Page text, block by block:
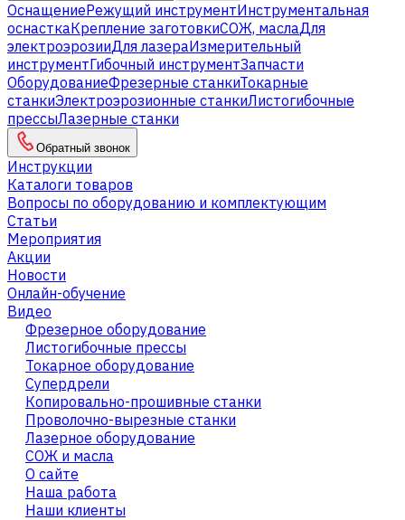
ОснащениеРежущий инструментИнструментальная
оснасткаКрепление заготовкиСОЖ, маслаДля
электроэрозииДля лазераИзмерительный
инструментГибочный инструментЗапчасти
ОборудованиеФрезерные станкиТокарные
станкиЭлектроэрозионные станкиЛистогибочные
прессыЛазерные станки
Обратный звонок
Инструкции
Каталоги товаров
Вопросы по оборудованию и комплектующим
Статьи
Мероприятия
Акции
Новости
Онлайн-обучение
Видео
Фрезерное оборудование
Листогибочные прессы
Токарное оборудование
Cупердрели
Копировально-прошивные станки
Проволочно-вырезные станки
Лазерное оборудование
СОЖ и масла
О сайте
Наша работа
Наши клиенты